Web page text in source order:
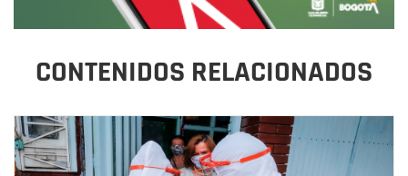
CONTENIDOS RELACIONADOS